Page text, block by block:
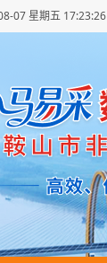
07 星期五 17:23:27